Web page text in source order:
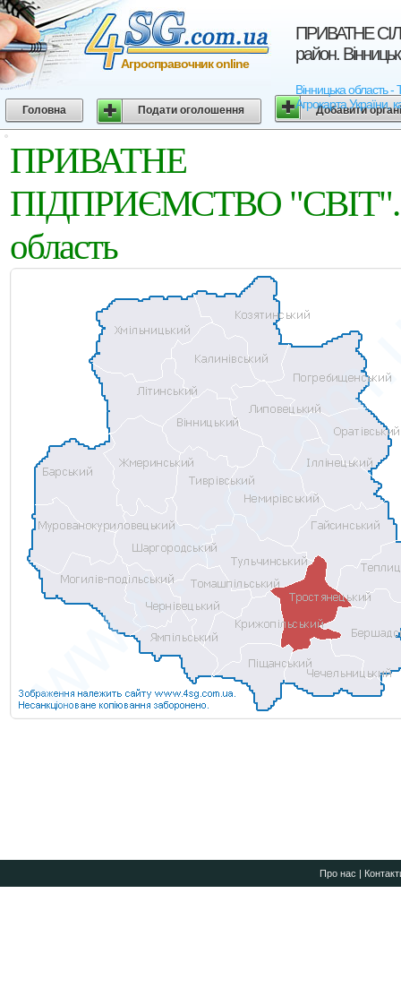
ПРИВАТНЕ
район.
Вінницька
Агрокарта України,
Агросправочник online
Головна Подати оголошення Добавити
ПРИВАТНЕ
ПIДПРИЄМСТВО "СВIТ".
область
Про нас |